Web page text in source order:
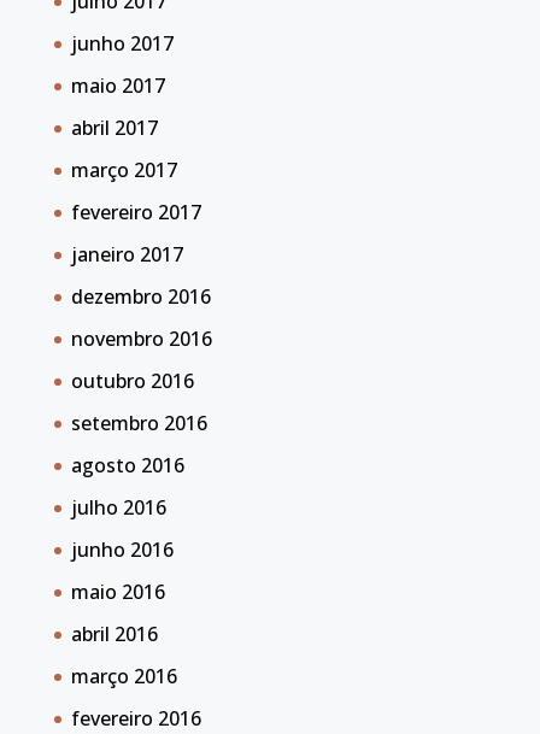
junho 2017
maio 2017
abril 2017
março 2017
fevereiro 2017
janeiro 2017
dezembro 2016
novembro 2016
outubro 2016
setembro 2016
agosto 2016
julho 2016
junho 2016
maio 2016
abril 2016
março 2016
fevereiro 2016